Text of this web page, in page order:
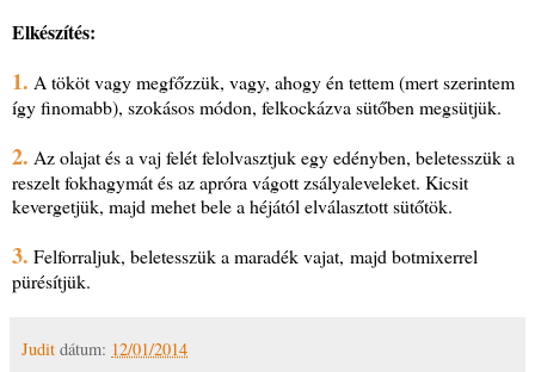
Elkészítés:
1. A tököt vagy megfőzzük, vagy, ahogy én tettem (mert szerintem
így finomabb), szokásos módon, felkockázva sütőben megsütjük.
2. Az olajat és a vaj felét felolvasztjuk egy edényben, beletesszük a
reszelt fokhagymát és az apróra vágott zsályaleveleket. Kicsit
kevergetjük, majd mehet bele a héjától elválasztott sütőtök.
3. Felforraljuk, beletesszük a maradék vajat, majd botmixerrel
pürésítjük.
Judit dátum: 12/01/2014